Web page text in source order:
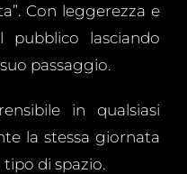
Con leggerezza e
lasciando
passaggio.
in qualsiasi
la stessa giornata
di spazio.